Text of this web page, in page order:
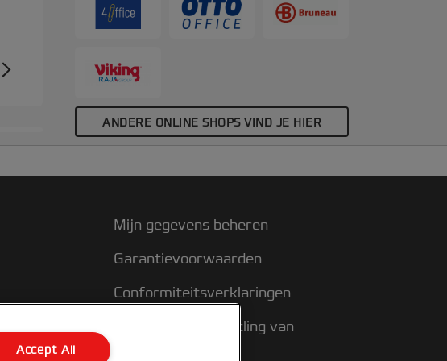
Verpakking met 100 stuks.
ANDERE ONLINE SHOPS VIND JE HIER
Mijn gegevens beheren
Garantievoorwaarden
Conformiteitsverklaringen
Richtlijnen bij recycling van
Accept All